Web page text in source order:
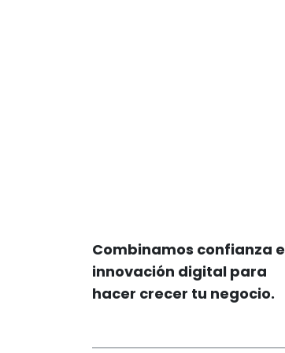
Combinamos confianza e
innovación digital para
hacer crecer tu negocio.